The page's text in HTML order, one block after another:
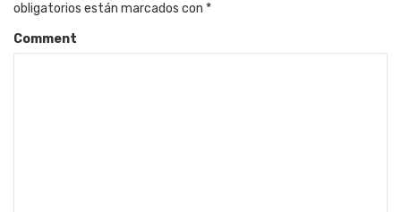
obligatorios están marcados con *
Comment